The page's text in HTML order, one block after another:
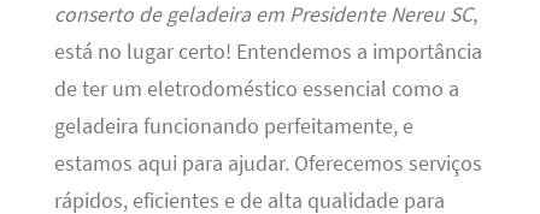
conserto de geladeira em Presidente Nereu SC,
está no lugar certo! Entendemos a importância
de ter um eletrodoméstico essencial como a
geladeira funcionando perfeitamente, e
estamos aqui para ajudar. Oferecemos serviços
rápidos, eficientes e de alta qualidade para